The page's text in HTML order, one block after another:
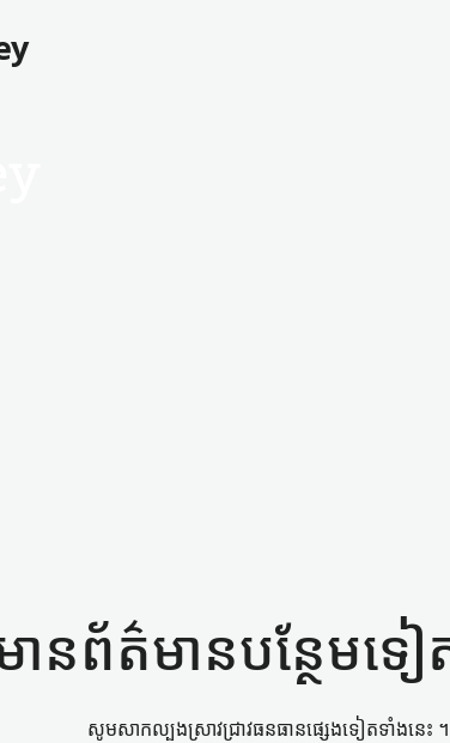
ន​ព័ត៌មាន​បន្ថែម​ទៀ
សូម​សាកល្បង​ស្រាវជ្រាវ​ធនធាន​ផ្សេងទៀត​ទាំងនេះ ។